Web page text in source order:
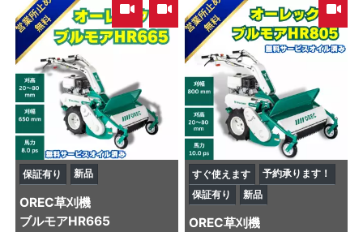
,
保証有り 新品
OREC草刈機
ブルモアHR665
すぐ使えます
予約承ります！
保証有り
新品
OREC草刈機